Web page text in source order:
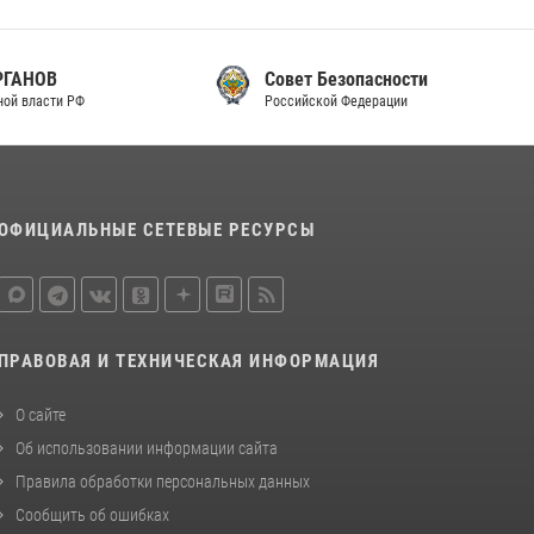
В Челябинске росгвардейцы задержали
В Росгвардии прошла военно-научная
08 июля 2026, 07:01
Совет Безопасности
Российской Федерации
СЕТЕВЫЕ РЕСУРСЫ
ПРАВОВАЯ И ТЕХНИЧЕСКАЯ ИНФОРМАЦИЯ
О сайте
Об использовании информации сайта
Правила обработки персональных данных
Сообщить об ошибках